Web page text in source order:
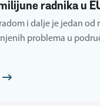
radnika u
i dalje je jedan
problema u